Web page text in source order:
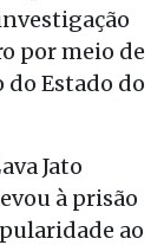
por meio de
Estado do
Jato
à prisão
ao